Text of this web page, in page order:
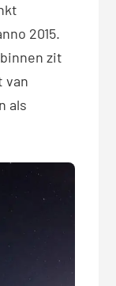
2015.
zit
van
als